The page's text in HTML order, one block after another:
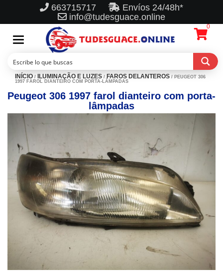
663715717
Envíos 24/48h*
info@tudesguace.online
Toggle
navigation
0
INÍCIO / ILUMINAÇÃO E LUZES /FAROS DELANTEROS / PEUGEOT 306
1997 FAROL DIANTEIRO COM PORTA-LÂMPADAS
Peugeot 306 1997 farol dianteiro com porta-
lâmpadas